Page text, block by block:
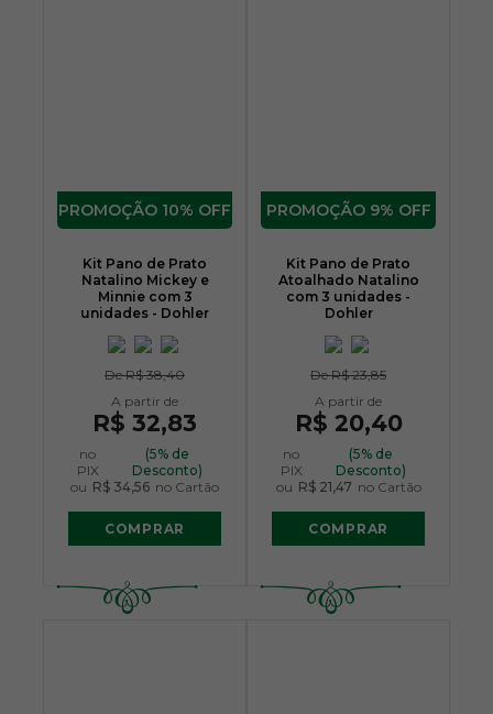
10% OFF
Kit Pano de Prato
Natalino Mickey e
Minnie com 3
unidades - Dohler
DeR$ 38,40
R$ 32,83
no
PIX
(5% de
Desconto)
ou R$ 34,56 no Cartão
COMPRAR
9% OFF
Kit Pano de Prato
Atoalhado Natalino
com 3 unidades -
Dohler
DeR$ 23,85
R$ 20,40
no
PIX
(5% de
Desconto)
ou R$ 21,47 no Cartão
COMPRAR